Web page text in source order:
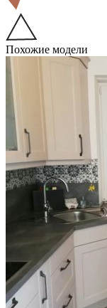
Похожие модели